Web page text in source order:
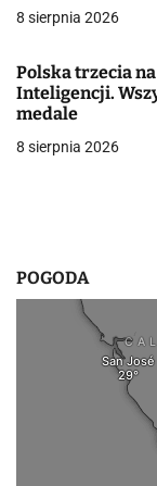
p
i
s
u
8 sierpnia 2026
Polska trzecia
Inteligencji.
medale
8 sierpnia 2026
POGODA